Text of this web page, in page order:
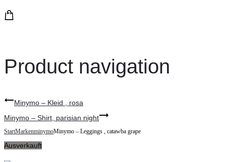
Product navigation
Minymo – Kleid , rosa
Minymo – Shirt, parisian night
StartMarkenminymoMinymo – Leggings , catawba grape
Ausverkauft